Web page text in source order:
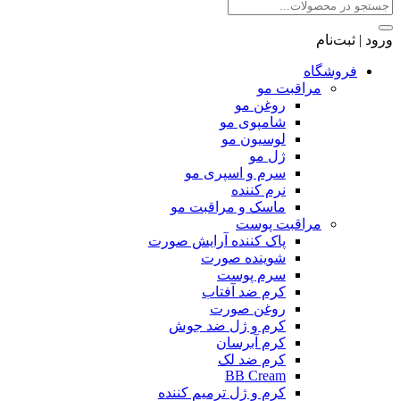
مراقبت مو
روغن مو
شامپوی مو
لوسیون مو
سرم و اسپری مو
نرم کننده
ماسک و مراقبت مو
مراقبت پوست
پاک کننده آرایش صورت
شوینده صورت
سرم پوست
کرم ضد آفتاب
روغن صورت
کرم و ژل ضد جوش
کرم آبرسان
کرم ضد لک
BB Cream
کرم و ژل ترمیم کننده